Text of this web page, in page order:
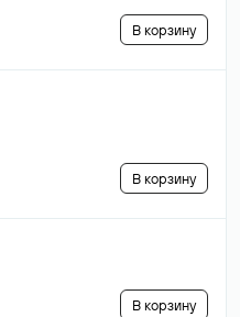
В корзину
В корзину
В корзину